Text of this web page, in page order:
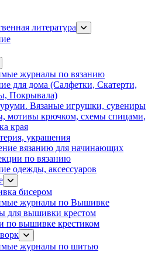
литература
журналы по вязанию
для дома (Салфетки, Скатерти,
Покрывала)
Вязаные игрушки, сувениры
мотивы крючком, схемы спицами,
края
украшения
вязанию для начинающих
по вязанию
одежды, аксессуаров
бисером
журналы по Вышивке
для вышивки крестом
по вышивке крестиком
журналы по шитью